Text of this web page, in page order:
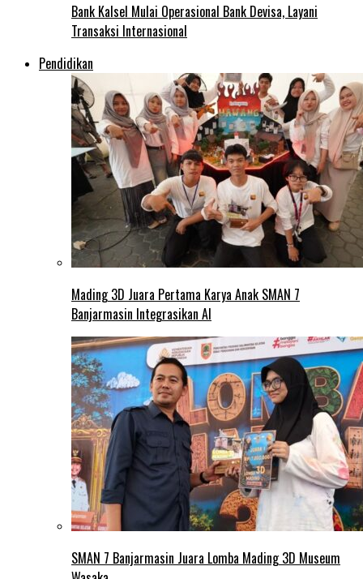
Bank Kalsel Mulai Operasional Bank Devisa, Layani
Transaksi Internasional
Pendidikan
Mading 3D Juara Pertama Karya Anak SMAN 7
Banjarmasin Integrasikan AI
SMAN 7 Banjarmasin Juara Lomba Mading 3D Museum